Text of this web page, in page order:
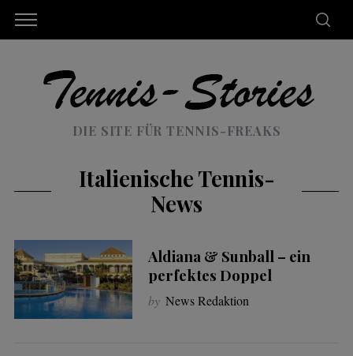
DIE SITE FÜR TENNIS-FREAKS
Italienische Tennis-
News
Aldiana & Sunball – ein
perfektes Doppel
by News Redaktion